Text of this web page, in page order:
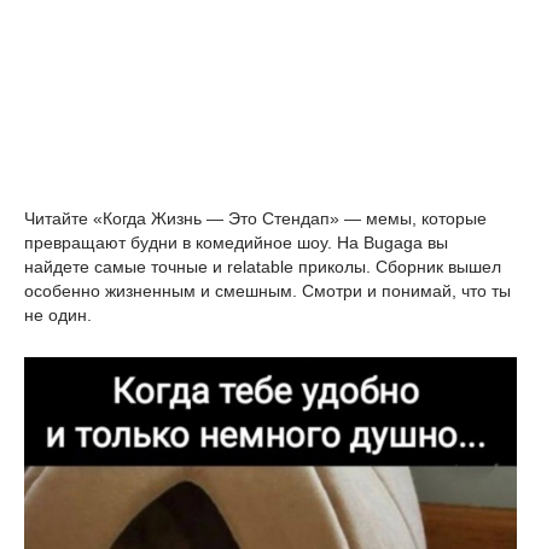
Читайте «Когда Жизнь — Это Стендап» — мемы, которые
превращают будни в комедийное шоу. На Bugaga вы
найдете самые точные и relatable приколы. Сборник вышел
особенно жизненным и смешным. Смотри и понимай, что ты
не один.